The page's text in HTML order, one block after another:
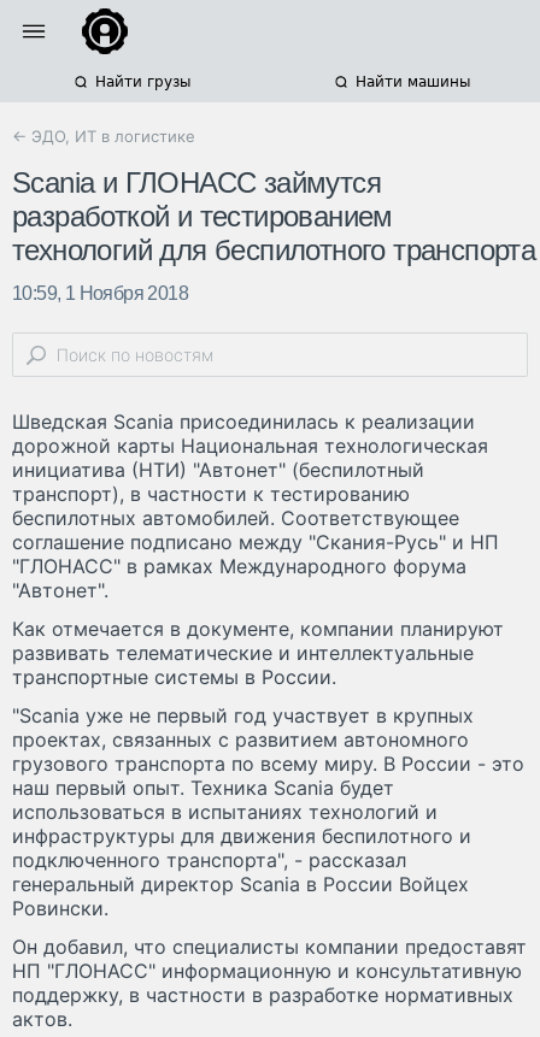
Найти грузы Найти машины
← ЭДО, ИТ в логистике
Scania и ГЛОНАСС займутся
разработкой и тестированием
технологий для беспилотного транспорта
10:59, 1 Ноября 2018
Шведская Scania присоединилась к реализации
дорожной карты Национальная технологическая
инициатива (НТИ) "Автонет" (беспилотный
транспорт), в частности к тестированию
беспилотных автомобилей. Соответствующее
соглашение подписано между "Скания-Русь" и НП
"ГЛОНАСС" в рамках Международного форума
"Автонет".
Как отмечается в документе, компании планируют
развивать телематические и интеллектуальные
транспортные системы в России.
"Scania уже не первый год участвует в крупных
проектах, связанных с развитием автономного
грузового транспорта по всему миру. В России - это
наш первый опыт. Техника Scania будет
использоваться в испытаниях технологий и
инфраструктуры для движения беспилотного и
подключенного транспорта", - рассказал
генеральный директор Scania в России Войцех
Ровински.
Он добавил, что специалисты компании предоставят
НП "ГЛОНАСС" информационную и консультативную
поддержку, в частности в разработке нормативных
актов.